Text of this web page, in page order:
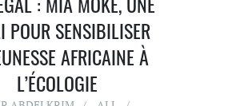
POUR SENSIBILISER
AFRICAINE À
L’ÉCOLOGIE